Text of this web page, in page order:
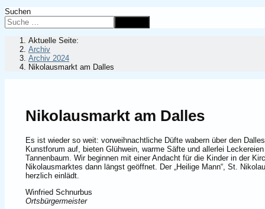
Suchen
Aktuelle Seite:
Archiv
Archiv 2024
Nikolausmarkt am Dalles
Nikolausmarkt am Dalles
Es ist wieder so weit: vorweihnachtliche Düfte wabern über den
Kunstforum auf, bieten Glühwein, warme Säfte und allerlei
Tannenbaum. Wir beginnen mit einer Andacht für die Kinder in der
Nikolausmarktes dann längst geöffnet. Der „Heilige Mann“, St.
herzlich einlädt.
Winfried Schnurbus
Ortsbürgermeister